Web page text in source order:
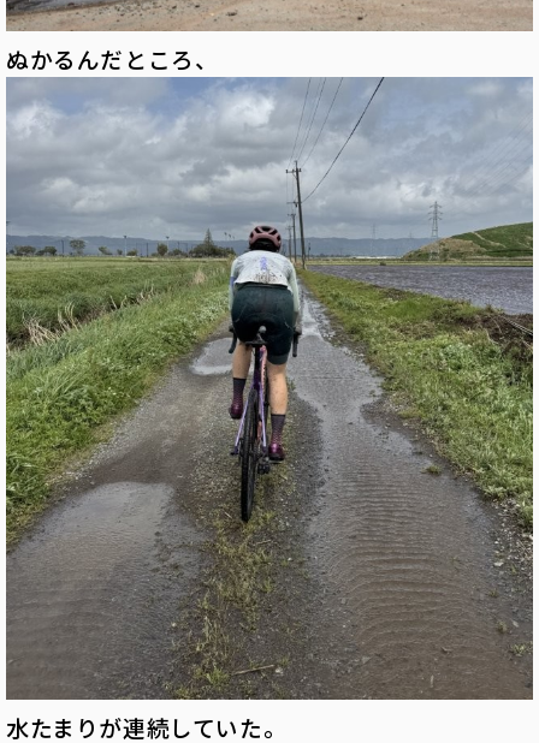
ぬかるんだところ、
水たまりが連続していた。